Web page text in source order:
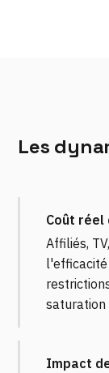
Les
Coût réel
Affiliés,
l'efficacité
saturation
Impact